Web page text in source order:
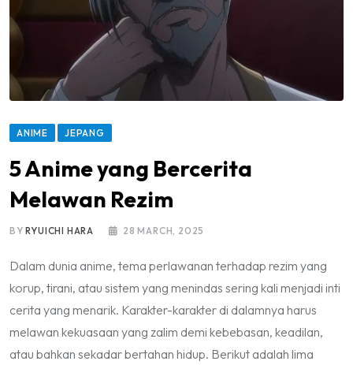
ANIME JEPANG
5 Anime yang Bercerita
Melawan Rezim
BYRYUICHI HARA 28 MARCH, 2025
Dalam dunia anime, tema perlawanan terhadap rezim yang
korup, tirani, atau sistem yang menindas sering kali menjadi inti
cerita yang menarik. Karakter-karakter di dalamnya harus
melawan kekuasaan yang zalim demi kebebasan, keadilan,
atau bahkan sekadar bertahan hidup. Berikut adalah lima